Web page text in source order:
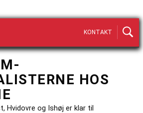
KONTAKT
HOS
Hvidovre og Ishøj er klar til